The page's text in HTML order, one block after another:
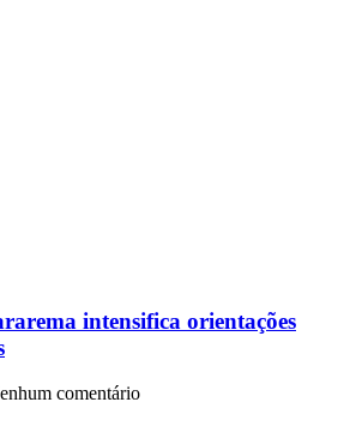
intensifica orientações
comentário